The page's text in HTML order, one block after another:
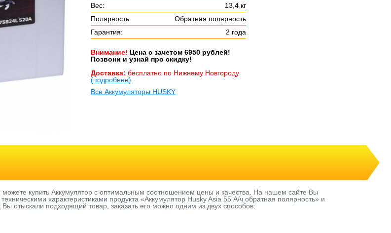
Вес:
13,4 кг
Полярность:
Обратная полярность
Гарантия:
2 года
Внимание! Цена с зачетом 6950 рублей!
Позвони и узнай про скидку!
Доставка: бесплатно по Нижнему Новгороду
(подробнее)
Все Аккумуляторы HUSKY
можете купить Аккумулятор с оптимальным соотношением цены и качества. На нашем сайте Вы
характеристиками продукта «Аккумулятор Husky Asia 55 А/ч обратная полярнoсть» и
Вы отыскали подходящий товар, заказать его можно одним из двух способов: